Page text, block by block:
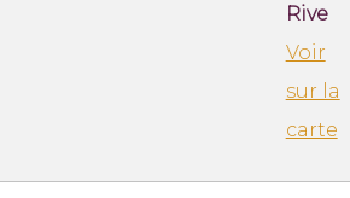
Rive
Voir
sur la
carte